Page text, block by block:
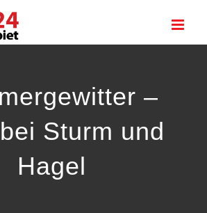
–
Sturm und
Hagel